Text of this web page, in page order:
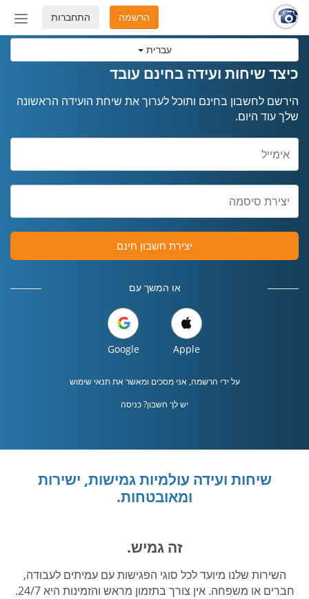
עברית
מצב
התחברות הרשמה
כיצד שיחות ועידה בחינם עובד
הירשם לחשבון בחינם ותוכל לערוך את שיחת הועידה הראשונה
שלך עוד היום.
יצירת חשבון חינם
או המשך עם
Apple
Google
על ידי הרשמה, אני מסכים ומאשר אתתנאי שימוש
יש לך חשבון? כניסה
שיחות ועידה עולמיות גמישות, ישירות
ומאובטחות.
זה גמיש.
השירות שלנו מיועד לכל סוגי הפגישות עם עמיתים לעבודה,
חברים או משפחה. אין צורך בתזמון מראש והזמינות היא 24/7.